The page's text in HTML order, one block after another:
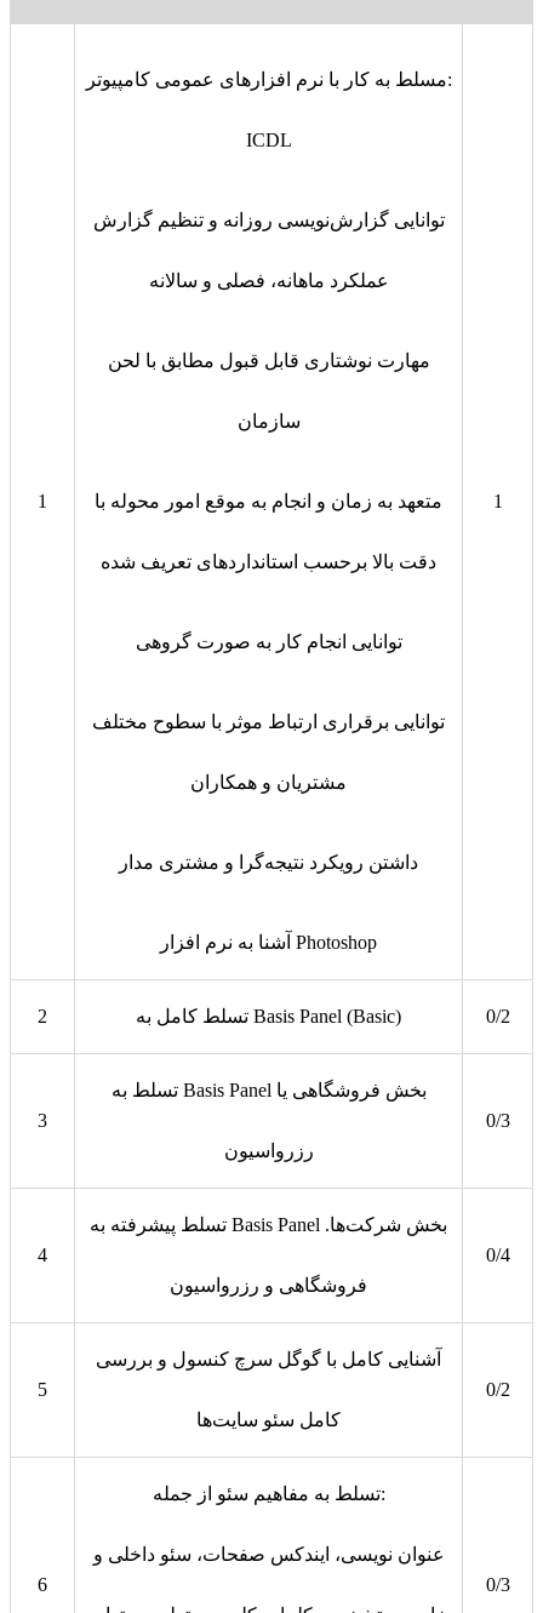
1
مسلط به کار با نرم‌ افزارهای عمومی کامپیوتر:
ICDL
توانایی گزارش‌نویسی روزانه و تنظیم گزارش
عملکرد ماهانه، فصلی و سالانه
مهارت نوشتاری قابل قبول مطابق با لحن
سازمان
متعهد به زمان و انجام به موقع امور محوله با
دقت بالا برحسب استانداردهای تعریف شده
توانایی انجام کار به صورت گروهی
توانایی برقراری ارتباط موثر با سطوح مختلف
مشتریان و همکاران
داشتن رویکرد نتیجه‌گرا و مشتری مدار
آشنا به نرم افزار Photoshop
1
2 تسلط کامل به Basis Panel (Basic) 0/2
3
تسلط به Basis Panel بخش فروشگاهی یا
رزرواسیون
0/3
4
تسلط پیشرفته به Basis Panel بخش شرکت‌ها.
فروشگاهی و رزرواسیون
0/4
5
آشنایی کامل با گوگل سرچ کنسول و بررسی
کامل سئو سایت‌ها
0/2
6
تسلط به مفاهیم سئو از جمله:
عنوان نویسی، ایندکس صفحات، سئو داخلی و
0/3